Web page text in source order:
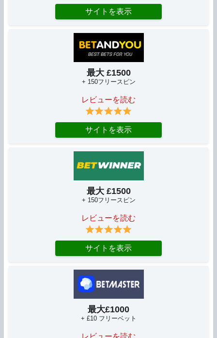
サイトを表示
最大 £1500
+ 150フリースピン
レビューを読む
サイトを表示
最大 £1500
+ 150フリースピン
レビューを読む
サイトを表示
最大£1000
+ £10 フリーベット